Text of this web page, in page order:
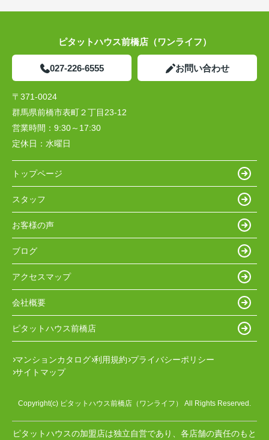
ピタットハウス前橋店（ワンライフ）
027-226-6555 お問い合わせ
〒371-0024
群馬県前橋市表町２丁目23-12
営業時間： 9:30～17:30
定休日： 水曜日
トップページ
スタッフ
お客様の声
ブログ
アクセスマップ
会社概要
ピタットハウス前橋店
マンションカタログ 利用規約 プライバシーポリシー
サイトマップ
Copyright(c) ピタットハウス前橋店（ワンライフ） All Rights Reserved.
ピタットハウスの加盟店は独立自営であり、各店舗の責任のもと